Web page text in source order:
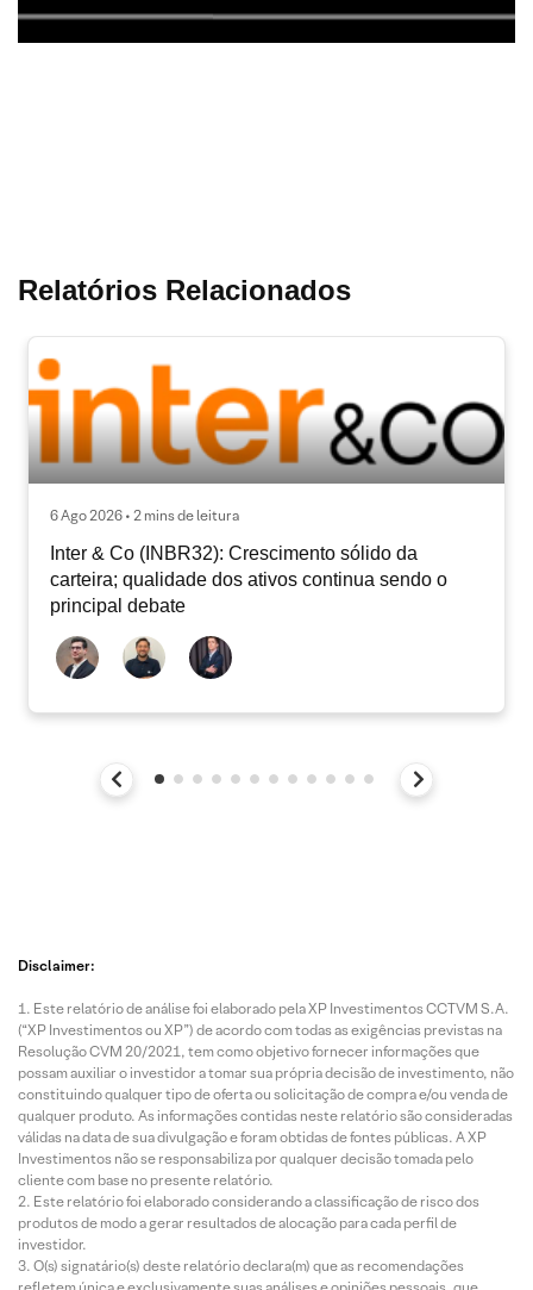
Relatórios Relacionados
6 Ago 2026 • 2 mins de leitura
Inter & Co (INBR32): Crescimento sólido da
carteira; qualidade dos ativos continua sendo o
principal debate
Disclaimer:
Este relatório de análise foi elaborado pela XP Investimentos CCTVM S.A.
(“XP Investimentos ou XP”) de acordo com todas as exigências previstas na
Resolução CVM 20/2021, tem como objetivo fornecer informações que
possam auxiliar o investidor a tomar sua própria decisão de investimento, não
constituindo qualquer tipo de oferta ou solicitação de compra e/ou venda de
qualquer produto. As informações contidas neste relatório são consideradas
válidas na data de sua divulgação e foram obtidas de fontes públicas. A XP
Investimentos não se responsabiliza por qualquer decisão tomada pelo
cliente com base no presente relatório.
Este relatório foi elaborado considerando a classificação de risco dos
produtos de modo a gerar resultados de alocação para cada perfil de
investidor.
O(s) signatário(s) deste relatório declara(m) que as recomendações